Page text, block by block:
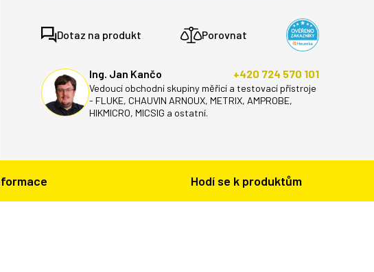
Dotaz na produkt Porovnat
Ing. Jan Kančo +420 724 570 101
Vedoucí obchodní skupiny měřicí a testovací přístroje
- FLUKE, CHAUVIN ARNOUX, METRIX, AMPROBE,
HIKMICRO, MICSIG a ostatní.
Hodí se k produktům